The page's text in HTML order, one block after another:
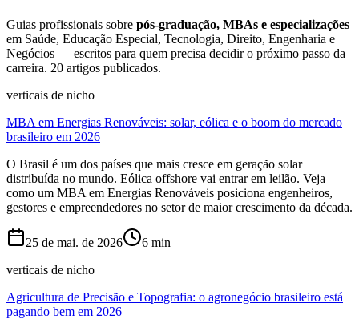
Guias profissionais sobre pós-graduação, MBAs e especializações
em Saúde, Educação Especial, Tecnologia, Direito, Engenharia e
Negócios — escritos para quem precisa decidir o próximo passo da
carreira. 20 artigos publicados.
verticais de nicho
MBA em Energias Renováveis: solar, eólica e o boom do mercado
brasileiro em 2026
O Brasil é um dos países que mais cresce em geração solar
distribuída no mundo. Eólica offshore vai entrar em leilão. Veja
como um MBA em Energias Renováveis posiciona engenheiros,
gestores e empreendedores no setor de maior crescimento da década.
25 de mai. de 2026 6 min
verticais de nicho
Agricultura de Precisão e Topografia: o agronegócio brasileiro está
pagando bem em 2026